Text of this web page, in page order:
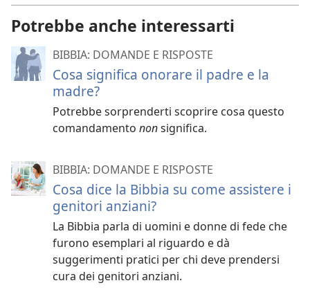
Potrebbe anche interessarti
BIBBIA: DOMANDE E RISPOSTE
Cosa significa onorare il padre e la
madre?
Potrebbe sorprenderti scoprire cosa questo
comandamento nonsignifica.
BIBBIA: DOMANDE E RISPOSTE
Cosa dice la Bibbia su come assistere i
genitori anziani?
La Bibbia parla di uomini e donne di fede che
furono esemplari al riguardo e dà
suggerimenti pratici per chi deve prendersi
cura dei genitori anziani.